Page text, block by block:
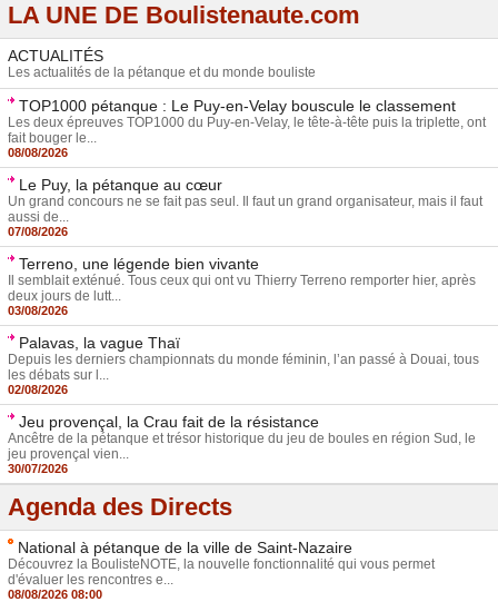
LA UNE DE Boulistenaute.com
ACTUALITÉS
Les actualités de la pétanque et du monde bouliste
TOP1000 pétanque : Le Puy-en-Velay bouscule le classement
Les deux épreuves TOP1000 du Puy-en-Velay, le tête-à-tête puis la triplette, ont
fait bouger le...
08/08/2026
Le Puy, la pétanque au cœur
Un grand concours ne se fait pas seul. Il faut un grand organisateur, mais il faut
aussi de...
07/08/2026
Terreno, une légende bien vivante
Il semblait exténué. Tous ceux qui ont vu Thierry Terreno remporter hier, après
deux jours de lutt...
03/08/2026
Palavas, la vague Thaï
Depuis les derniers championnats du monde féminin, l’an passé à Douai, tous
les débats sur l...
02/08/2026
Jeu provençal, la Crau fait de la résistance
Ancêtre de la pétanque et trésor historique du jeu de boules en région Sud, le
jeu provençal vien...
30/07/2026
Agenda des Directs
National à pétanque de la ville de Saint-Nazaire
Découvrez la BoulisteNOTE, la nouvelle fonctionnalité qui vous permet
d'évaluer les rencontres e...
08/08/2026 08:00